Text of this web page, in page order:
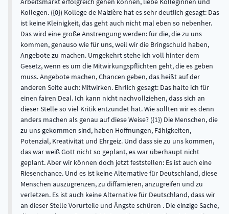
Kollegen. ({0}) Kollege de Maizière hat es sehr deutlich gesagt: Das
ist keine Kleinigkeit, das geht auch nicht mal eben so nebenher.
Das wird eine große Anstrengung werden: für die, die zu uns
kommen, genauso wie für uns, weil wir die Bringschuld haben,
Angebote zu machen. Umgekehrt stehe ich voll hinter dem
Gesetz, wenn es um die Mitwirkungspflichten geht, die es geben
muss. Angebote machen, Chancen geben, das heißt auf der
anderen Seite auch: Mitwirken. Ehrlich gesagt: Das halte ich für
einen fairen Deal. Ich kann nicht nachvollziehen, dass sich an
dieser Stelle so viel Kritik entzündet hat. Wie sollten wir es denn
anders machen als genau auf diese Weise? ({1}) Die Menschen, die
zu uns gekommen sind, haben Hoffnungen, Fähigkeiten,
Potenzial, Kreativität und Ehrgeiz. Und dass sie zu uns kommen,
das war weiß Gott nicht so geplant, es war überhaupt nicht
geplant. Aber wir können doch jetzt feststellen: Es ist auch eine
Riesenchance. Und es ist keine Alternative für Deutschland, diese
Menschen auszugrenzen, zu diffamieren, anzugreifen und zu
verletzen. Es ist auch keine Alternative für Deutschland, dass wir
an dieser Stelle Vorurteile und Ängste schüren . Die einzige Sache,